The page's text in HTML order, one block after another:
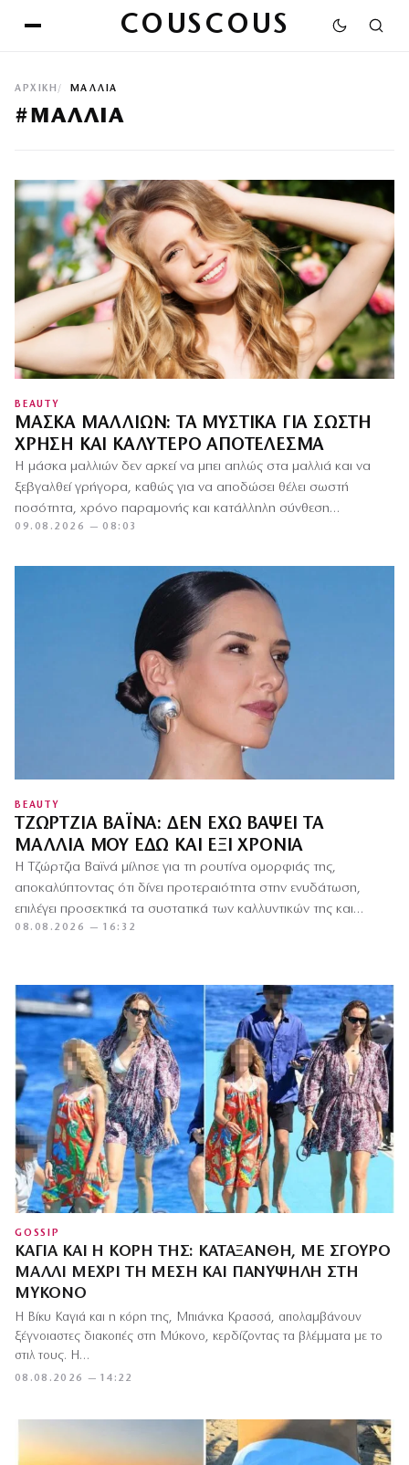
COUSCOUS
ΑΡΧΙΚΉ ΜΑΛΛΙΑ
#ΜΑΛΛΙΑ
BEAUTY
ΜΆΣΚΑ ΜΑΛΛΙΏΝ: ΤΑ ΜΥΣΤΙΚΆ ΓΙΑ ΣΩΣΤΉ
ΧΡΉΣΗ ΚΑΙ ΚΑΛΎΤΕΡΟ ΑΠΟΤΈΛΕΣΜΑ
Η μάσκα μαλλιών δεν αρκεί να μπει απλώς στα μαλλιά και να
ξεβγαλθεί γρήγορα, καθώς για να αποδώσει θέλει σωστή
ποσότητα, χρόνο παραμονής και κατάλληλη σύνθεση…
09.08.2026 — 08:03
BEAUTY
ΤΖΏΡΤΖΙΑ ΒΑΪΝΑ: ΔΕΝ ΈΧΩ ΒΆΨΕΙ ΤΑ
ΜΑΛΛΙΆ ΜΟΥ ΕΔΏ ΚΑΙ ΈΞΙ ΧΡΌΝΙΑ
Η Τζώρτζια Βαϊνά μίλησε για τη ρουτίνα ομορφιάς της,
αποκαλύπτοντας ότι δίνει προτεραιότητα στην ενυδάτωση,
επιλέγει προσεκτικά τα συστατικά των καλλυντικών της και
χρησιμοποιεί κυρίως δερμοκαλλυντικά…
08.08.2026 — 16:32
GOSSIP
ΚΑΓΙΆ ΚΑΙ Η ΚΌΡΗ ΤΗΣ: ΚΑΤΆΞΑΝΘΗ, ΜΕ ΣΓΟΥΡΌ
ΜΑΛΛΊ ΜΈΧΡΙ ΤΗ ΜΈΣΗ ΚΑΙ ΠΑΝΎΨΗΛΗ ΣΤΗ
ΜΎΚΟΝΟ
08.08.2026 — 14:22
Η Βίκυ Καγιά και η κόρη της, Μπιάνκα Κρασσά, απολαμβάνουν
ξέγνοιαστες διακοπές στη Μύκονο, κερδίζοντας τα βλέμματα με το
στιλ τους. Η…